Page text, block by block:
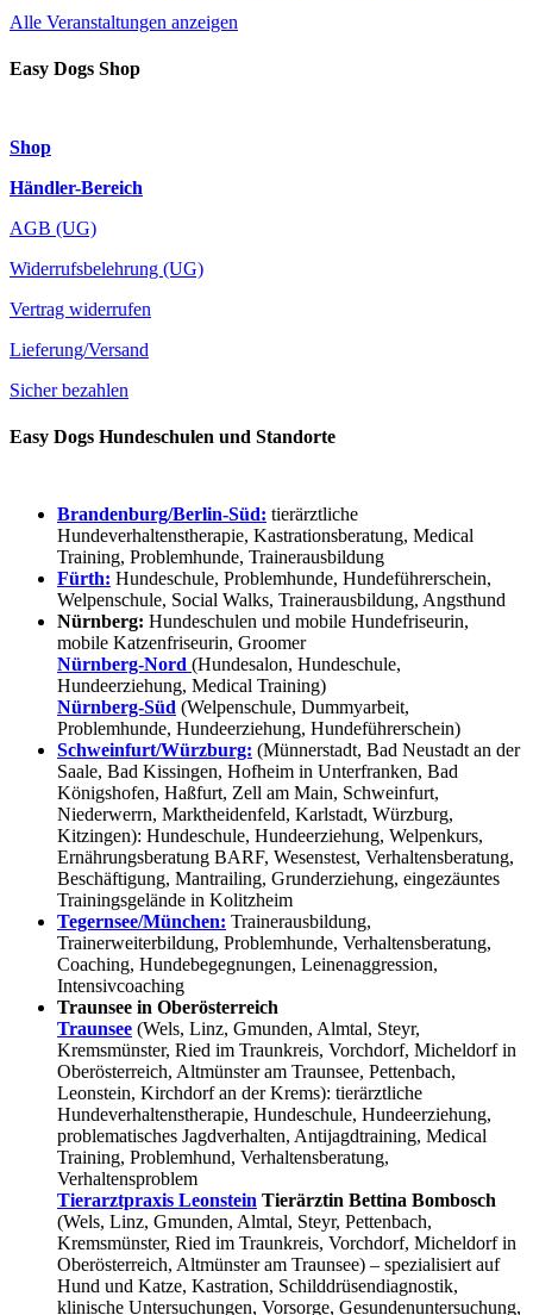
Alle Veranstaltungen anzeigen
Easy Dogs Shop
Shop
Händler-Bereich
AGB (UG)
Widerrufsbelehrung (UG)
Vertrag widerrufen
Lieferung/Versand
Sicher bezahlen
Easy Dogs Hundeschulen und Standorte
Brandenburg/Berlin-Süd: tierärztliche
Hundeverhaltenstherapie, Kastrationsberatung, Medical
Training, Problemhunde, Trainerausbildung
Fürth: Hundeschule, Problemhunde, Hundeführerschein,
Welpenschule, Social Walks, Trainerausbildung, Angsthund
Nürnberg: Hundeschulen und mobile Hundefriseurin,
mobile Katzenfriseurin, Groomer
Nürnberg-Nord (Hundesalon, Hundeschule,
Hundeerziehung, Medical Training)
Nürnberg-Süd (Welpenschule, Dummyarbeit,
Problemhunde, Hundeerziehung, Hundeführerschein)
Schweinfurt/Würzburg: (Münnerstadt, Bad Neustadt an der
Saale, Bad Kissingen, Hofheim in Unterfranken, Bad
Königshofen, Haßfurt, Zell am Main, Schweinfurt,
Niederwerrn, Marktheidenfeld, Karlstadt, Würzburg,
Kitzingen): Hundeschule, Hundeerziehung, Welpenkurs,
Ernährungsberatung BARF, Wesenstest, Verhaltensberatung,
Beschäftigung, Mantrailing, Grunderziehung, eingezäuntes
Trainingsgelände in Kolitzheim
Tegernsee/München: Trainerausbildung,
Trainerweiterbildung, Problemhunde, Verhaltensberatung,
Coaching, Hundebegegnungen, Leinenaggression,
Intensivcoaching
Traunsee in Oberösterreich
Traunsee (Wels, Linz, Gmunden, Almtal, Steyr,
Kremsmünster, Ried im Traunkreis, Vorchdorf, Micheldorf in
Oberösterreich, Altmünster am Traunsee, Pettenbach,
Leonstein, Kirchdorf an der Krems): tierärztliche
Hundeverhaltenstherapie, Hundeschule, Hundeerziehung,
problematisches Jagdverhalten, Antijagdtraining, Medical
Training, Problemhund, Verhaltensberatung,
Verhaltensproblem
Tierarztpraxis Leonstein Tierärztin Bettina Bombosch
(Wels, Linz, Gmunden, Almtal, Steyr, Pettenbach,
Kremsmünster, Ried im Traunkreis, Vorchdorf, Micheldorf in
Oberösterreich, Altmünster am Traunsee) – spezialisiert auf
Hund und Katze, Kastration, Schilddrüsendiagnostik,
klinische Untersuchungen, Vorsorge, Gesundenuntersuchung,